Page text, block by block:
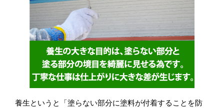
養生というと「塗らない部分に塗料が付着することを防